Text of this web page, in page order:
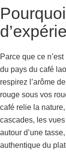
Parce que ce
du pays du café
respirez l’arôme
rouge sous vos
café relie la
cascades, les
autour d’une
authentique du